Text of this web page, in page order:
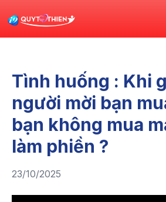
Tình huống : Khi
người mời bạn
bạn không mua
làm phiền ?
23/10/2025